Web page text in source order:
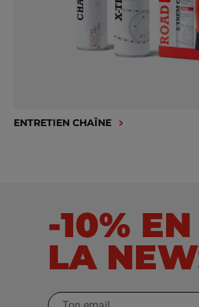
ENTRETIEN CHAÎNE
-10%
LA